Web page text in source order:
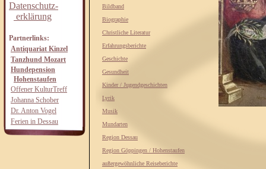
Datenschutz-
erklärung
Partnerlinks:
Antiquariat Kinzel
Tanzhund Mozart
Hundepension
Hohenstaufen
Offener KulturTreff
Johanna Schober
Dr. Anton Vogel
Ferien in Dessau
Bildband
Biographie
Christliche Literatur
Erfahrungsberichte
Geschichte
Gesundheit
Kinder / Jugendgeschichten
Lyrik
Musik
Mundarten
Region Dessau
Region Göppingen / Hohenstaufen
außergewöhnliche Reiseberichte